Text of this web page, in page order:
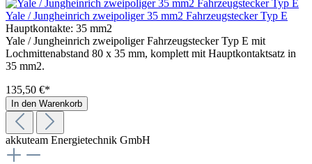
Yale / Jungheinrich zweipoliger 35 mm2 Fahrzeugstecker Typ E
Hauptkontakte: 35 mm2
Yale / Jungheinrich zweipoliger Fahrzeugstecker Typ E mit
Lochmittenabstand 80 x 35 mm, komplett mit Hauptkontaktsatz in
35 mm2.
135,50 €*
In den Warenkorb
akkuteam Energietechnik GmbH